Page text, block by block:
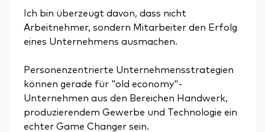
Ich bin überzeugt davon, dass nicht
Arbeitnehmer, sondern Mitarbeiter den Erfolg
eines Unternehmens ausmachen.
Personenzentrierte Unternehmensstrategien
können gerade für "old economy"-
Unternehmen aus den Bereichen Handwerk,
produzierendem Gewerbe und Technologie ein
echter Game Changer sein.